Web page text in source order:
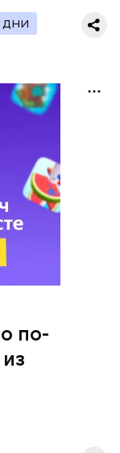
ДНИ
по-
всех дыня
ее стоит